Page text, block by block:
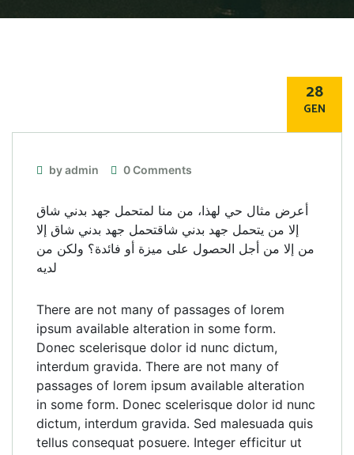
28
GEN
by admin 0 Comments
أعرض مثال حي لهذا، من منا لمتحمل جهد بدني شاق
إلا من يتحمل جهد بدني شاقتحمل جهد بدني شاق إلا
من إلا من أجل الحصول على ميزة أو فائدة؟ ولكن من
لديه
There are not many of passages of lorem
ipsum available alteration in some form.
Donec scelerisque dolor id nunc dictum,
interdum gravida. There are not many of
passages of lorem ipsum available alteration
in some form. Donec scelerisque dolor id nunc
dictum, interdum gravida. Sed malesuada quis
tellus consequat posuere. Integer efficitur ut